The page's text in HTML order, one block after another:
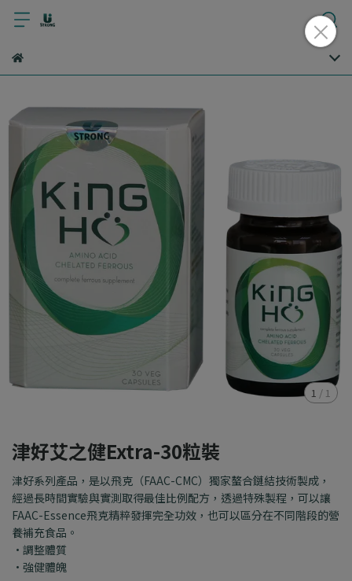
1 / 1
津好艾之健Extra-30粒裝
津好系列產品，是以飛克（FAAC-CMC）獨家螯合鏈結技術製成，
經過長時間實驗與實測取得最佳比例配方，透過特殊製程，可以讓
FAAC-Essence飛克精粹發揮完全功效，也可以區分在不同階段的營
養補充食品。
•調整體質
•強健體魄